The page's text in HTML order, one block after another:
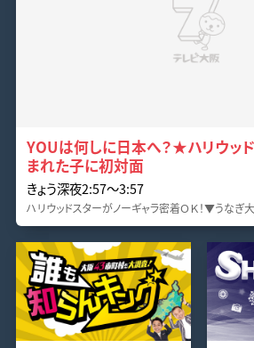
YOUは何しに日本へ？★ハリウッ
まれた子に初対面
きょう深夜2:57〜3:57
ハリウッドスターがノーギャラ密着ＯＫ！▼うなぎ